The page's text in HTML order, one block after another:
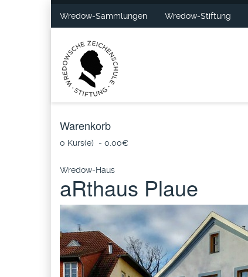
Wredow-Sammlungen Wredow-Stiftung
Warenkorb
0 Kurs(e) - 0.00‎€
Wredow-Haus
aRthaus Plaue